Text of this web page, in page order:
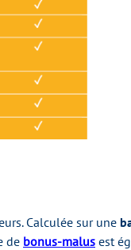
Calculée sur une
de bonus-malus est